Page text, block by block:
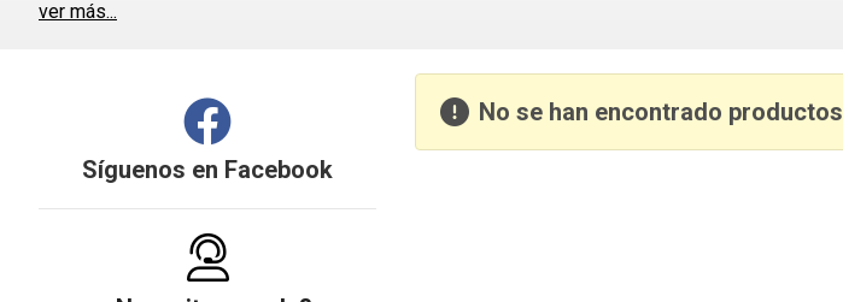
ver más...
No se han encontrado productos
Síguenos en Facebook